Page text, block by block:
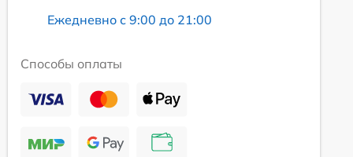
Ежедневно с 9:00 до 21:00
Способы оплаты